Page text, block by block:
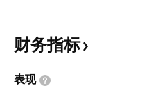
财务指标
表现